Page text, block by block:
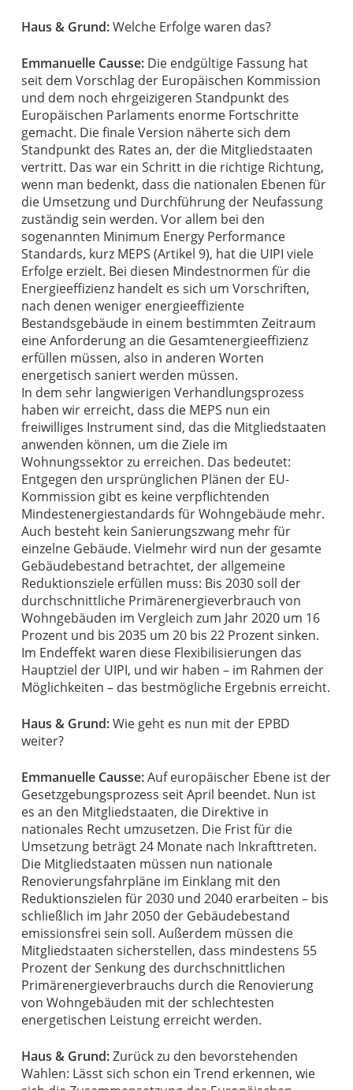
Haus & Grund:Welche Erfolge waren das?
Emmanuelle Causse:Die endgültige Fassung hat
seit dem Vorschlag der Europäischen Kommission
und dem noch ehrgeizigeren Standpunkt des
Europäischen Parlaments enorme Fortschritte
gemacht. Die finale Version näherte sich dem
Standpunkt des Rates an, der die Mitgliedstaaten
vertritt. Das war ein Schritt in die richtige Richtung,
wenn man bedenkt, dass die nationalen Ebenen für
die Umsetzung und Durchführung der Neufassung
zuständig sein werden. Vor allem bei den
sogenannten Minimum Energy Performance
Standards, kurz MEPS (Artikel 9), hat die UIPI viele
Erfolge erzielt. Bei diesen Mindestnormen für die
Energieeffizienz handelt es sich um Vorschriften,
nach denen weniger energieeffiziente
Bestandsgebäude in einem bestimmten Zeitraum
eine Anforderung an die Gesamtenergieeffizienz
erfüllen müssen, also in anderen Worten
energetisch saniert werden müssen.
In dem sehr langwierigen Verhandlungsprozess
haben wir erreicht, dass die MEPS nun ein
freiwilliges Instrument sind, das die Mitgliedstaaten
anwenden können, um die Ziele im
Wohnungssektor zu erreichen. Das bedeutet:
Entgegen den ursprünglichen Plänen der EU-
Kommission gibt es keine verpflichtenden
Mindestenergiestandards für Wohngebäude mehr.
Auch besteht kein Sanierungszwang mehr für
einzelne Gebäude. Vielmehr wird nun der gesamte
Gebäudebestand betrachtet, der allgemeine
Reduktionsziele erfüllen muss: Bis 2030 soll der
durchschnittliche Primärenergieverbrauch von
Wohngebäuden im Vergleich zum Jahr 2020 um 16
Prozent und bis 2035 um 20 bis 22 Prozent sinken.
Im Endeffekt waren diese Flexibilisierungen das
Hauptziel der UIPI, und wir haben – im Rahmen der
Möglichkeiten – das bestmögliche Ergebnis erreicht.
Haus & Grund:Wie geht es nun mit der EPBD
weiter?
Emmanuelle Causse:Auf europäischer Ebene ist der
Gesetzgebungsprozess seit April beendet. Nun ist
es an den Mitgliedstaaten, die Direktive in
nationales Recht umzusetzen. Die Frist für die
Umsetzung beträgt 24 Monate nach Inkrafttreten.
Die Mitgliedstaaten müssen nun nationale
Renovierungsfahrpläne im Einklang mit den
Reduktionszielen für 2030 und 2040 erarbeiten – bis
schließlich im Jahr 2050 der Gebäudebestand
emissionsfrei sein soll. Außerdem müssen die
Mitgliedstaaten sicherstellen, dass mindestens 55
Prozent der Senkung des durchschnittlichen
Primärenergieverbrauchs durch die Renovierung
von Wohngebäuden mit der schlechtesten
energetischen Leistung erreicht werden.
Haus & Grund:Zurück zu den bevorstehenden
Wahlen: Lässt sich schon ein Trend erkennen, wie